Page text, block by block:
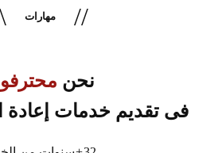
// مهارات
نحن
فى تقديم خدمات إعادة